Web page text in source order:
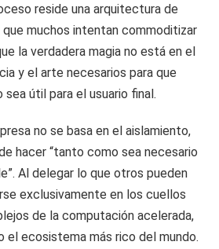
reside una arquitectura de
muchos intentan commoditizar
la verdadera magia no está en el
y el arte necesarios para que
útil para el usuario final.
no se basa en el aislamiento,
hacer “tanto como sea necesario
Al delegar lo que otros pueden
exclusivamente en los cuellos
de la computación acelerada,
el ecosistema más rico del mundo.